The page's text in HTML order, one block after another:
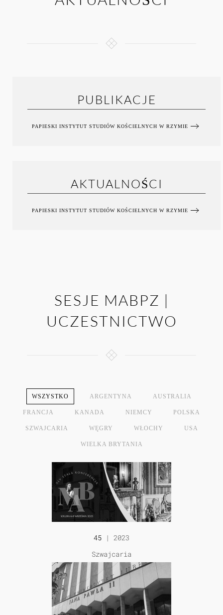
PUBLIKACJE
PAPIESKI INSTYTUT STUDIÓW KOŚCIELNYCH W RZYMIE
AKTUALNOŚCI
PAPIESKI INSTYTUT STUDIÓW KOŚCIELNYCH W RZYMIE
SESJE MABPZ |
UCZESTNICTWO
WSZYSTKO ARGENTYNA AUSTRALIA
FRANCJA KANADA NIEMCY POLSKA
SZWAJCARIA WĘGRY WŁOCHY USA
WIELKA BRYTANIA
45 | 2023
Szwajcaria